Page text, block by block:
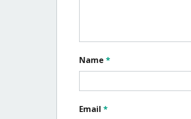
Name *
Email *